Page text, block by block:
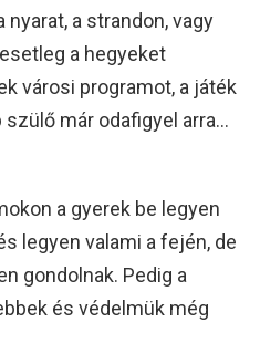
a strandon, vagy
a hegyeket
városi programot, a játék
már odafigyel arra…
a gyerek be legyen
legyen valami a fején, de
gondolnak. Pedig a
és védelmük még